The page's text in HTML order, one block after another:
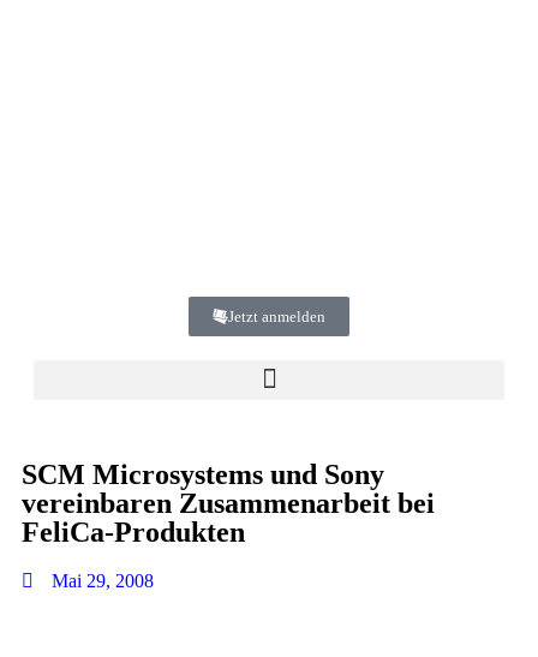
Jetzt anmelden
SCM Microsystems und Sony
vereinbaren Zusammenarbeit bei
FeliCa-Produkten
Mai 29, 2008